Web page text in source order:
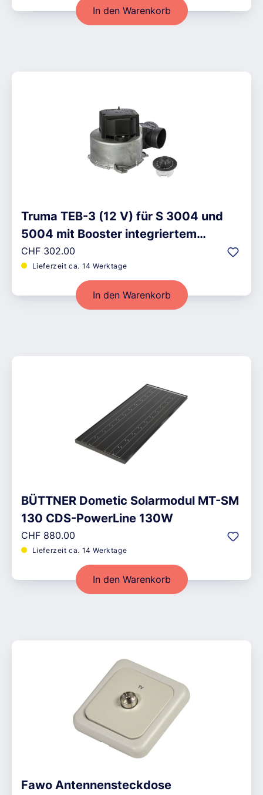
In den Warenkorb
Truma TEB-3 (12 V) für S 3004 und
5004 mit Booster integriertem
Bedienteil
Regulärer Preis:
CHF 302.00
Lieferzeit ca. 14 Werktage
In den Warenkorb
BÜTTNER Dometic Solarmodul MT-SM
130 CDS-PowerLine 130W
Regulärer Preis:
CHF 880.00
Lieferzeit ca. 14 Werktage
In den Warenkorb
Fawo Antennensteckdose